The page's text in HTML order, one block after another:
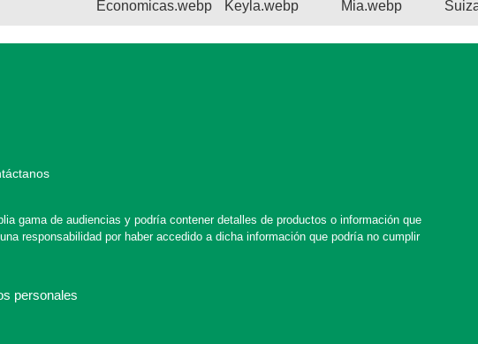
gama de audiencias y podría contener detalles de productos o información que
responsabilidad por haber accedido a dicha información que podría no cumplir
personales